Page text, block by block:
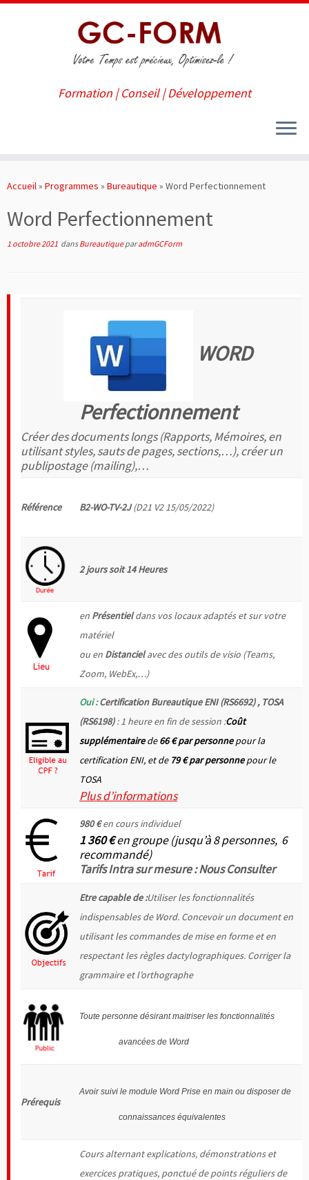
au
Formation | Conseil | Développement
Accueil» Programmes » Bureautique » Word Perfectionnement
Word Perfectionnement
1 octobre 2021 dansBureautiqueparadmGCForm
WORD
Perfectionnement
Créer des documents longs (Rapports, Mémoires, en
utilisant styles, sauts de pages, sections,…), créer un
publipostage (mailing),…
Référence B2-WO-TV-2J(D21 V2 15/05/2022)
2 jours soit 14 Heures
en Présentieldans vos locaux adaptés et sur votre
matériel
ou en Distancielavec des outils de visio (Teams,
Zoom, WebEx,…)
Oui : Certification Bureautique ENI (RS6692) , TOSA
(RS6198): 1 heure en fin de session :Coût
supplémentairede66 € par personnepour la
certification ENI, et de 79 € par personnepour le
TOSA
Plus d’informations
980 €en cours individuel
1 360 €en groupe (jusqu’à 8 personnes, 6
recommandé)
Tarifs Intra sur mesure : Nous Consulter
Etre capable de :Utiliser les fonctionnalités
indispensables de Word. Concevoir un document en
utilisant les commandes de mise en forme et en
respectant les règles dactylographiques. Corriger la
grammaire et l’orthographe
Toute personne désirant maitriser les fonctionnalités
avancées de Word
Prérequis
Avoir suivi le module Word Prise en main ou disposer de
connaissances équivalentes
Cours alternant explications, démonstrations et
exercices pratiques, ponctué de points réguliers de